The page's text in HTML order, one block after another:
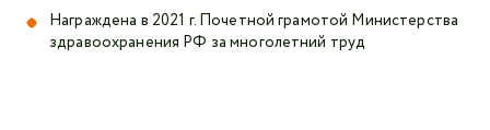
Награждена в 2021 г. Почетной грамотой Министерства
здравоохранения РФ за многолетний труд